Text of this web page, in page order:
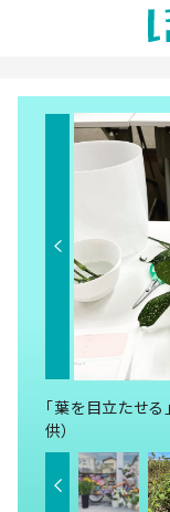
「葉を目立たせ
供）